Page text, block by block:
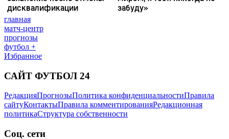
главная
матч-центр
прогнозы
футбол +
Избранное
САЙТ ФУТБОЛ 24
РедакцияПрогнозыПолитика конфиденциальностиПравила
сайтуКонтактыПравила комментированияРедакционная
политикаСтруктура собственности
Соц. сети